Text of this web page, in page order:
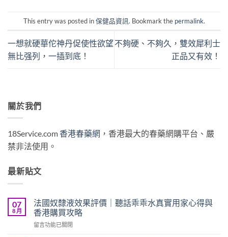
This entry was posted in保健品資訊. Bookmark the permalink.
一想就硬華佗神丹促使性欲望
無比强列，一插到底！
不夠硬、不夠久，雙效犀利士
正品又有效！
關於我們
18Service.com香港春藥網 ，香港最大的春藥網購平台、嚴
禁非法使用。
最新貼文
07
8 月
法國奴隸液效果評價｜聽話乖乖水真實用家心得與
香港購買攻略
在
留言功能已關閉